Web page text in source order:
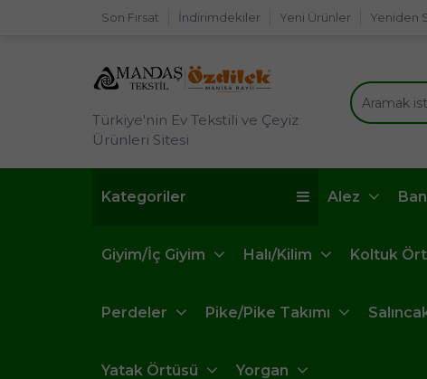
Son Fırsat İndirimdekiler Yeni Ürünler Yeniden
Türkiye'nin Ev Tekstili ve Çeyiz
Ürünleri Sitesi
Kategoriler Alez
Giyim/İç Giyim Halı/Kilim Koltuk
Perdeler Pike/Pike Takımı
Yatak Örtüsü Yorgan